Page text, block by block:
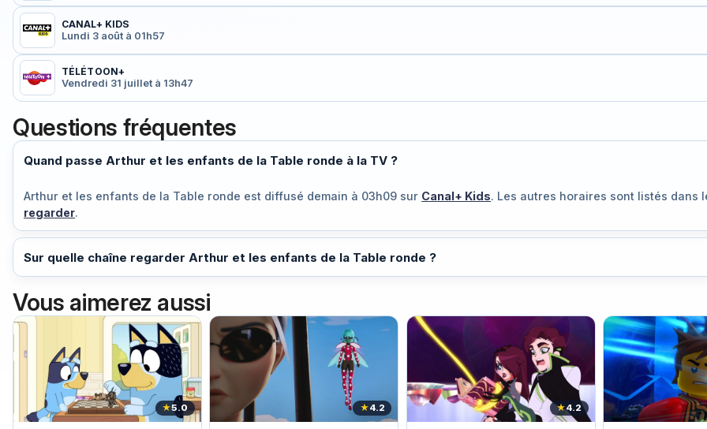
CANAL+ KIDS
Lundi 3 août à 01h57
TÉLÉTOON+
Vendredi 31 juillet à 13h47
Questions fréquentes
Quand passe Arthur et les enfants de la Table ronde à la TV ?
Arthur et les enfants de la Table ronde est diffusé demain à 03h09 sur Canal+ Kids. Les autres horaires sont listés dans
regarder.
Sur quelle chaîne regarder Arthur et les enfants de la Table ronde ?
Vous aimerez aussi
★5.0 ★4.2 ★4.2